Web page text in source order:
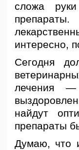
сложа
интересно,
Сегодня
лечения
найдут
препараты
Думаю, что